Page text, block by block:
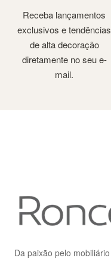
Receba lançamentos
exclusivos e tendências
de alta decoração
diretamente no seu e-
mail.
Da paixão pelo